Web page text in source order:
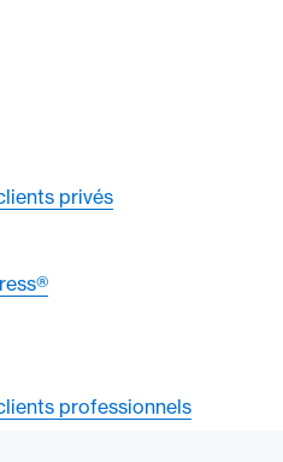
privés
professionnels